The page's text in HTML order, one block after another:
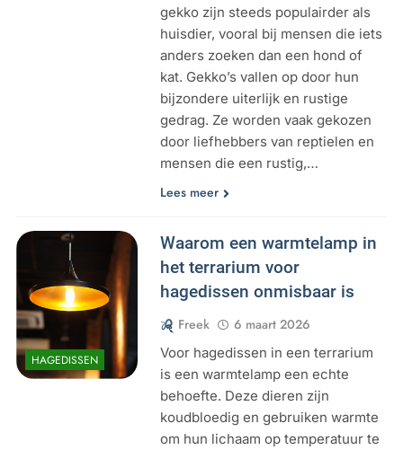
gekko zijn steeds populairder als
huisdier, vooral bij mensen die iets
anders zoeken dan een hond of
kat. Gekko’s vallen op door hun
bijzondere uiterlijk en rustige
gedrag. Ze worden vaak gekozen
door liefhebbers van reptielen en
mensen die een rustig,…
Lees meer
HAGEDISSEN
Waarom een warmtelamp in
het terrarium voor
hagedissen onmisbaar is
Freek 6 maart 2026
Voor hagedissen in een terrarium
is een warmtelamp een echte
behoefte. Deze dieren zijn
koudbloedig en gebruiken warmte
om hun lichaam op temperatuur te